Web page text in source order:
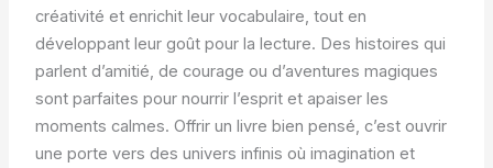
créativité et enrichit leur vocabulaire, tout en
développant leur goût pour la lecture. Des histoires qui
parlent d’amitié, de courage ou d’aventures magiques
sont parfaites pour nourrir l’esprit et apaiser les
moments calmes. Offrir un livre bien pensé, c’est ouvrir
une porte vers des univers infinis où imagination et